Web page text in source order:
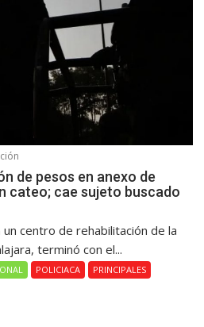
de pesos en anexo de
cateo; cae sujeto buscado
centro de rehabilitación de la
terminó con el...
POLICIACA PRINCIPALES